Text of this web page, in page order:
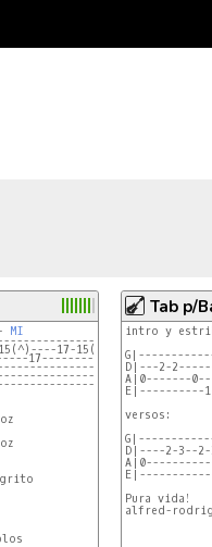
MI
15(^)----17-
17----------17-14--
17-
grito
Tab p/
intro y
D|---2-
A|0-------
E|----------
versos:
D|----2-3--
Pura vida!
alfred-